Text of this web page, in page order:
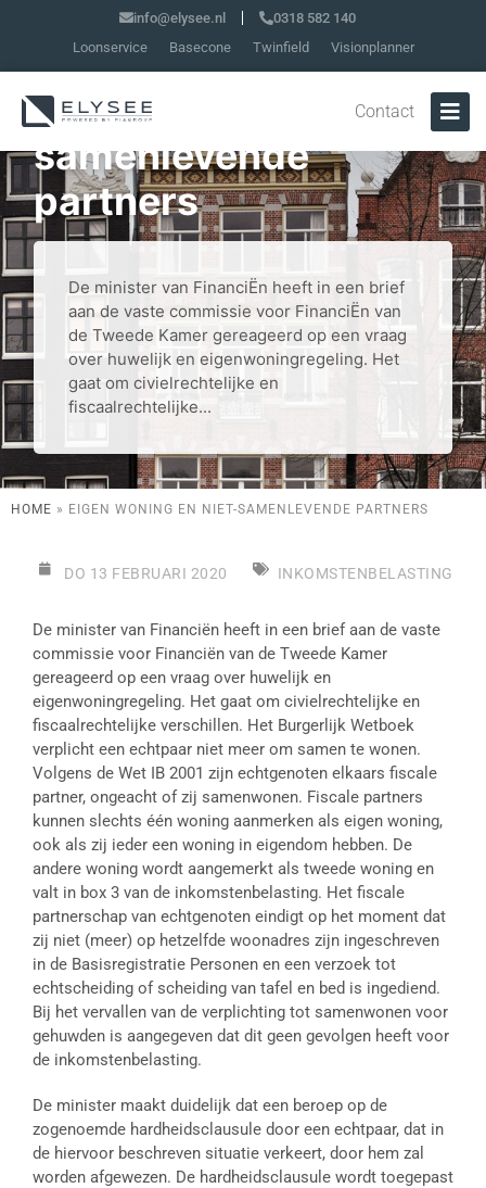
info@elysee.nl
0318 582 140
Loonservice
Basecone Twinfield Visionplanner
Contact
Eigen woning en niet-
samenlevende
partners
De minister van FinanciËn heeft in een brief
aan de vaste commissie voor FinanciËn van
de Tweede Kamer gereageerd op een vraag
over huwelijk en eigenwoningregeling. Het
gaat om civielrechtelijke en
fiscaalrechtelijke...
HOME » EIGEN WONING EN NIET-SAMENLEVENDE PARTNERS
DO 13 FEBRUARI 2020 INKOMSTENBELASTING
De minister van Financiën heeft in een brief aan de vaste
commissie voor Financiën van de Tweede Kamer
gereageerd op een vraag over huwelijk en
eigenwoningregeling. Het gaat om civielrechtelijke en
fiscaalrechtelijke verschillen. Het Burgerlijk Wetboek
verplicht een echtpaar niet meer om samen te wonen.
Volgens de Wet IB 2001 zijn echtgenoten elkaars fiscale
partner, ongeacht of zij samenwonen. Fiscale partners
kunnen slechts één woning aanmerken als eigen woning,
ook als zij ieder een woning in eigendom hebben. De
andere woning wordt aangemerkt als tweede woning en
valt in box 3 van de inkomstenbelasting. Het fiscale
partnerschap van echtgenoten eindigt op het moment dat
zij niet (meer) op hetzelfde woonadres zijn ingeschreven
in de Basisregistratie Personen en een verzoek tot
echtscheiding of scheiding van tafel en bed is ingediend.
Bij het vervallen van de verplichting tot samenwonen voor
gehuwden is aangegeven dat dit geen gevolgen heeft voor
de inkomstenbelasting.
De minister maakt duidelijk dat een beroep op de
zogenoemde hardheidsclausule door een echtpaar, dat in
de hiervoor beschreven situatie verkeert, door hem zal
worden afgewezen. De hardheidsclausule wordt toegepast